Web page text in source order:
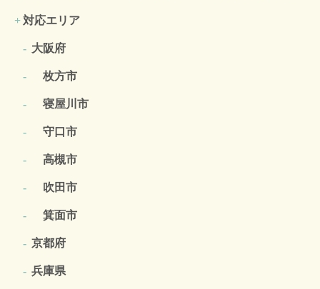
対応エリア
大阪府
枚方市
寝屋川市
守口市
高槻市
吹田市
箕面市
京都府
兵庫県